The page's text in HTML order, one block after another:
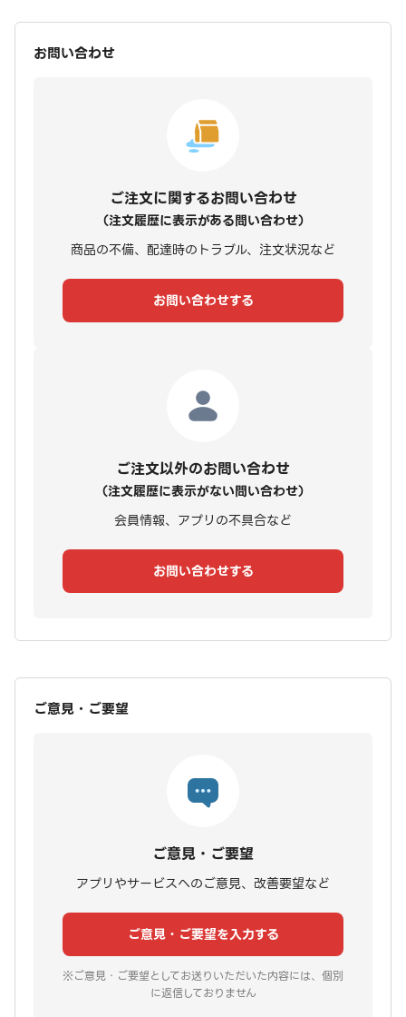
お問い合わせ
ご注文に関するお問い合わせ
（注文履歴に表示がある問い合わせ）
商品の不備、配達時のトラブル、注文状況など
お問い合わせする
ご注文以外のお問い合わせ
（注文履歴に表示がない問い合わせ）
会員情報、アプリの不具合など
お問い合わせする
ご意見・ご要望
ご意見・ご要望
アプリやサービスへのご意見、改善要望など
ご意見・ご要望を入力する
※ご意見・ご要望としてお送りいただいた内容には、個別
に返信しておりません